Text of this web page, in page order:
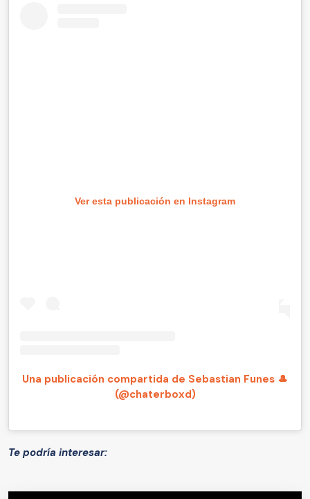
Ver esta publicación en Instagram
Una publicación compartida de Sebastian Funes 🎩
(@chaterboxd)
Te podría interesar: